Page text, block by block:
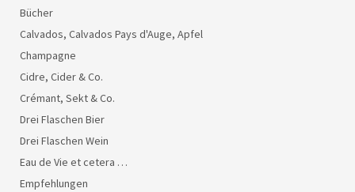
Bücher
Calvados, Calvados Pays d'Auge, Apfel
Champagne
Cidre, Cider & Co.
Crémant, Sekt & Co.
Drei Flaschen Bier
Drei Flaschen Wein
Eau de Vie et cetera …
Empfehlungen